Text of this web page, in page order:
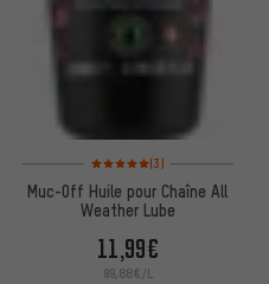
Note moyenne : 5 sur 5
(3)
Muc-Off Huile pour Chaîne All
Weather Lube
11,99€
99,88€/L